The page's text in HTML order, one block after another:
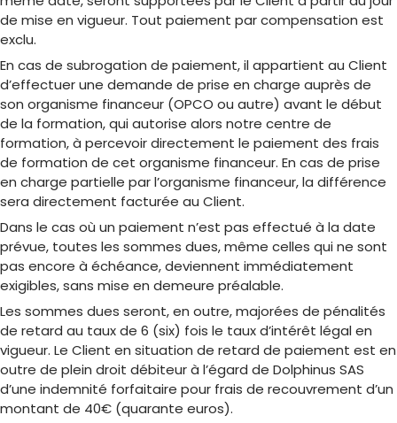
de mise en vigueur. Tout paiement par compensation est
exclu.
En cas de subrogation de paiement, il appartient au Client
d’effectuer une demande de prise en charge auprès de
son organisme financeur (OPCO ou autre) avant le début
de la formation, qui autorise alors notre centre de
formation, à percevoir directement le paiement des frais
de formation de cet organisme financeur. En cas de prise
en charge partielle par l’organisme financeur, la différence
sera directement facturée au Client.
Dans le cas où un paiement n’est pas effectué à la date
prévue, toutes les sommes dues, même celles qui ne sont
pas encore à échéance, deviennent immédiatement
exigibles, sans mise en demeure préalable.
Les sommes dues seront, en outre, majorées de pénalités
de retard au taux de 6 (six) fois le taux d’intérêt légal en
vigueur. Le Client en situation de retard de paiement est en
outre de plein droit débiteur à l’égard de Dolphinus SAS
d’une indemnité forfaitaire pour frais de recouvrement d’un
montant de 40€ (quarante euros).